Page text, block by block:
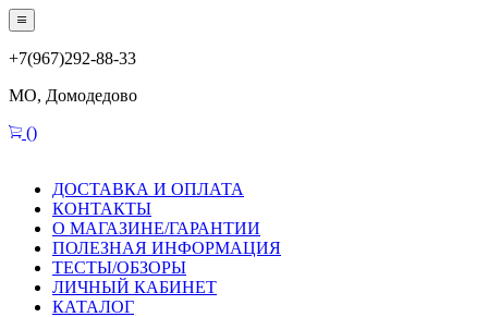
+7(967)292-88-33
МО, Домодедово
()
ДОСТАВКА И ОПЛАТА
КОНТАКТЫ
О МАГАЗИНЕ/ГАРАНТИИ
ПОЛЕЗНАЯ ИНФОРМАЦИЯ
ТЕСТЫ/ОБЗОРЫ
ЛИЧНЫЙ КАБИНЕТ
КАТАЛОГ